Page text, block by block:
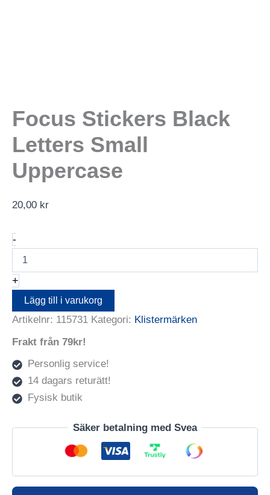
Focus Stickers Black
Letters Small
Uppercase
20,00 kr
-Focus
Stickers
Black
Letters
Small
Uppercase
mängd
+
Lägg till i varukorg
Artikelnr: 115731 Kategori: Klistermärken
Frakt från 79kr!
Personlig service!
14 dagars returätt!
Fysisk butik
Säker betalning med Svea